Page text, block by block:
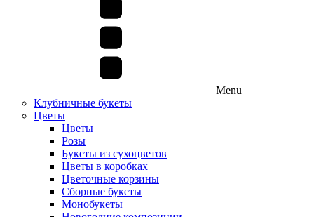
Menu
Клубничные букеты
Цветы
Цветы
Розы
Букеты из сухоцветов
Цветы в коробках
Цветочные корзины
Сборные букеты
Монобукеты